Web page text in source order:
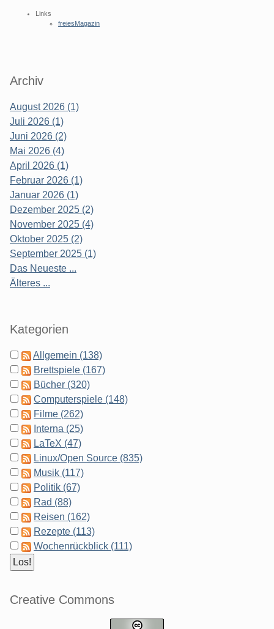
Links
freiesMagazin
Archiv
August 2026 (1)
Juli 2026 (1)
Juni 2026 (2)
Mai 2026 (4)
April 2026 (1)
Februar 2026 (1)
Januar 2026 (1)
Dezember 2025 (2)
November 2025 (4)
Oktober 2025 (2)
September 2025 (1)
Das Neueste ...
Älteres ...
Kategorien
Allgemein (138)
Brettspiele (167)
Bücher (320)
Computerspiele (148)
Filme (262)
Interna (25)
LaTeX (47)
Linux/Open Source (835)
Musik (117)
Politik (67)
Rad (88)
Reisen (162)
Rezepte (113)
Wochenrückblick (111)
Creative Commons